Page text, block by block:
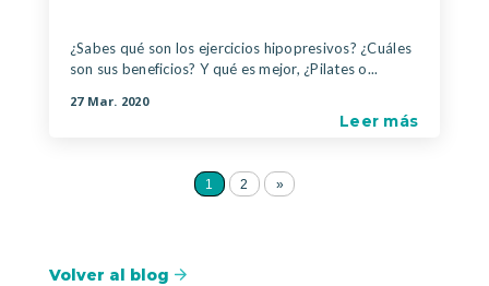
¿Sabes qué son los ejercicios hipopresivos? ¿Cuáles
son sus beneficios? Y qué es mejor, ¿Pilates o...
27 Mar. 2020
Leer más
1 2 »
Volver al blog